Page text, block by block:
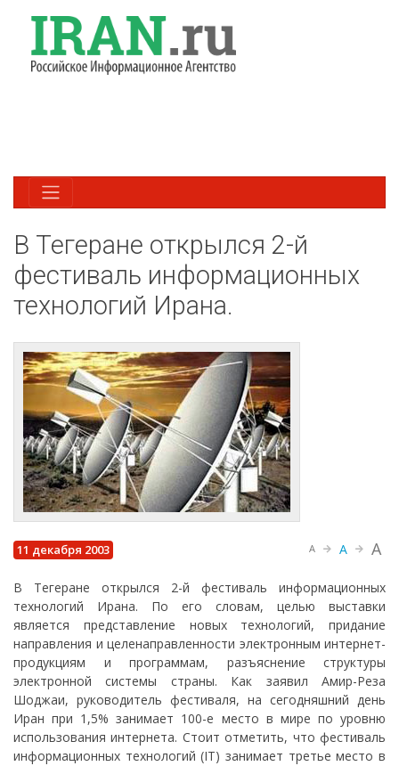
В Тегеране открылся 2-й
фестиваль информационных
технологий Ирана.
11 декабря 2003 A A A
В Тегеране открылся 2-й фестиваль информационных
технологий Ирана. По его словам, целью выставки
является представление новых технологий, придание
направления и целенаправленности электронным интернет-
продукциям и программам, разъяснение структуры
электронной системы страны. Как заявил Амир-Реза
Шоджаи, руководитель фестиваля, на сегодняшний день
Иран при 1,5% занимает 100-е место в мире по уровню
использования интернета. Стоит отметить, что фестиваль
информационных технологий (IT) занимает третье место в